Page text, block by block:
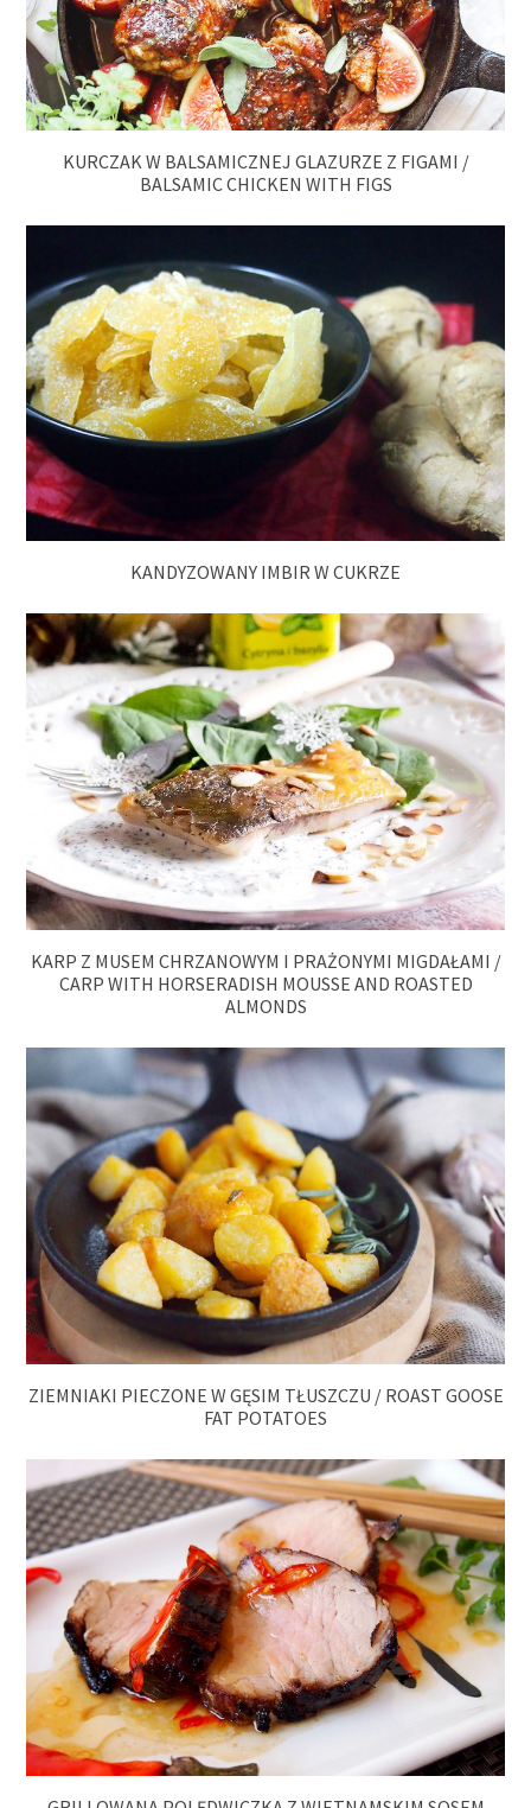
KURCZAK W BALSAMICZNEJ GLAZURZE Z FIGAMI /
BALSAMIC CHICKEN WITH FIGS
KANDYZOWANY IMBIR W CUKRZE
KARP Z MUSEM CHRZANOWYM I PRAŻONYMI MIGDAŁAMI /
CARP WITH HORSERADISH MOUSSE AND ROASTED
ALMONDS
ZIEMNIAKI PIECZONE W GĘSIM TŁUSZCZU / ROAST GOOSE
FAT POTATOES